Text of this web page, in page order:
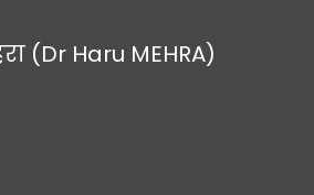
(Dr Haru MEHRA)